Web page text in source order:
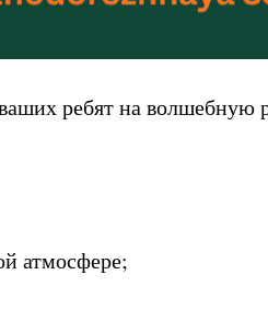
ребят на волшебную
атмосфере;